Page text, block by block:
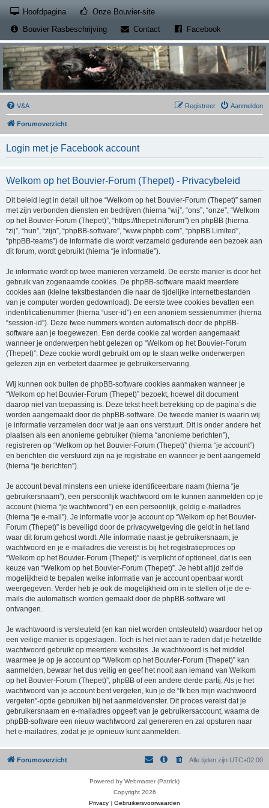
Hoofdpagina Onze Bouvier-site(Opens a new tab)
Bouvier Rasbeschrijving
Contact(Opens a new tab)
Facebook
V&A Aanmelden
Registreer
Forumoverzicht
Login met je Facebook account
Welkom op het Bouvier-Forum (Thepet) - Privacybeleid
Dit beleid legt in detail uit hoe “Welkom op het Bouvier-Forum (Thepet)” samen
met zijn verbonden diensten en bedrijven (hierna “wij”, “ons”, “onze”, “Welkom
op het Bouvier-Forum (Thepet)”, “https://thepet.nl/forum”) en phpBB (hierna
“zij”, “hun”, “zijn”, “phpBB-software”, “www.phpbb.com”, “phpBB Limited”,
“phpBB-teams”) de informatie die wordt verzameld gedurende een bezoek aan
dit forum, wordt gebruikt (hierna “je informatie”).
Je informatie wordt op twee manieren verzameld. De eerste manier is door het
gebruik van zogenaamde cookies. De phpBB-software maakt meerdere
cookies aan (kleine tekstbestanden die naar de tijdelijke internetbestanden
van je computer worden gedownload). De eerste twee cookies bevatten een
indentificatienummer (hierna “user-id”) en een anoniem sessienummer (hierna
“session-id”). Deze twee nummers worden automatisch door de phpBB-
software aan je toegewezen. Een derde cookie zal worden aangemaakt
wanneer je onderwerpen hebt gelezen op “Welkom op het Bouvier-Forum
(Thepet)”. Deze cookie wordt gebruikt om op te slaan welke onderwerpen
gelezen zijn en verbetert daarmee je gebruikerservaring.
Wij kunnen ook buiten de phpBB-software cookies aanmaken wanneer je
“Welkom op het Bouvier-Forum (Thepet)” bezoekt, hoewel dit document
daarop niet van toepassing is. Deze tekst heeft betrekking op de pagina’s die
worden aangemaakt door de phpBB-software. De tweede manier is waarin wij
je informatie verzamelen door wat je aan ons verstuurt. Dit is onder andere het
plaatsen als een anonieme gebruiker (hierna “anonieme berichten”),
registreren op “Welkom op het Bouvier-Forum (Thepet)” (hierna “je account”)
en berichten die verstuurd zijn na je registratie en wanneer je bent aangemeld
(hierna “je berichten”).
Je account bevat minstens een unieke identificeerbare naam (hierna “je
gebruikersnaam”), een persoonlijk wachtwoord om te kunnen aanmelden op je
account (hierna “je wachtwoord”) en een persoonlijk, geldig e-mailadres
(hierna “je e-mail”). Je informatie voor je account op “Welkom op het Bouvier-
Forum (Thepet)” is beveiligd door de privacywetgeving die geldt in het land
waar dit forum gehost wordt. Alle informatie naast je gebruikersnaam, je
wachtwoord en je e-mailadres die vereist is bij het registratieproces op
“Welkom op het Bouvier-Forum (Thepet)” is verplicht of optioneel, dat is een
keuze van “Welkom op het Bouvier-Forum (Thepet)”. Je hebt altijd zelf de
mogelijkheid te bepalen welke informatie van je account openbaar wordt
weergegeven. Verder heb je ook de mogelijkheid om in te stellen of je de e-
mails die automatisch worden gemaakt door de phpBB-software wil
ontvangen.
Je wachtwoord is versleuteld (en kan niet worden ontsleuteld) waardoor het op
een veilige manier is opgeslagen. Toch is het niet aan te raden dat je hetzelfde
wachtwoord gebruikt op meerdere websites. Je wachtwoord is het middel
waarmee je op je account op “Welkom op het Bouvier-Forum (Thepet)” kan
aanmelden, bewaar het dus veilig en geef het nooit aan iemand van Welkom
op het Bouvier-Forum (Thepet)”, phpBB of een andere derde partij. Als je het
wachtwoord van je account bent vergeten, kun je de “Ik ben mijn wachtwoord
vergeten”-optie gebruiken bij het aanmeldvenster. Dit proces vereist dat je
gebruikersnaam en e-mailadres opgeeft van je gebruikersaccount, waarna de
phpBB-software een nieuw wachtwoord zal genereren en zal opsturen naar
het e-mailadres, zodat je je opnieuw kunt aanmelden.
Forumoverzicht Alle tijden zijn UTC+02:00
Powered by Webmaster (Patrick)
Copyright 2026
Privacy | Gebruikersvoorwaarden